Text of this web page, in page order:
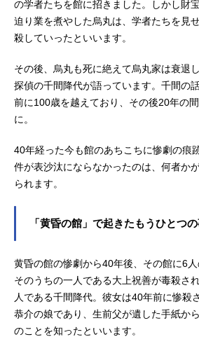
の学者たちを館に招きました。しかし財
迫り業を煮やした烏丸は、学者たちを見
殺していったといいます。
その後、烏丸も死に絶えて烏丸家は衰退
探偵の千間降代が語っています。千間の
前に100歳を越えており、その後20年の
に。
40年経った今も館のあちこちに惨劇の痕
件が表沙汰にならなかったのは、何者か
られます。
「黄昏の館」で起きたもうひとつ
黄昏の館の惨劇から40年後、その館に6人
そのうちの一人である大上祝善が毒殺さ
人である千間降代。彼女は40年前に惨殺
恭介の娘であり、生前父が遺した手紙か
のことを知ったといいます。